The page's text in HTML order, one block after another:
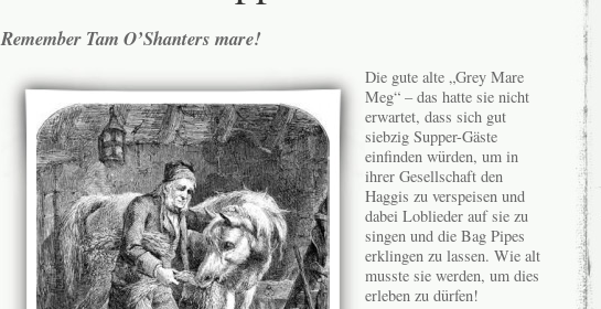
Remember Tam O’Shanters mare!
Die gute alte „Grey Mare
Meg“ – das hatte sie nicht
erwartet, dass sich gut
siebzig Supper-Gäste
einfinden würden, um in
ihrer Gesellschaft den
Haggis zu verspeisen und
dabei Loblieder auf sie zu
singen und die Bag Pipes
erklingen zu lassen. Wie alt
musste sie werden, um dies
erleben zu dürfen!